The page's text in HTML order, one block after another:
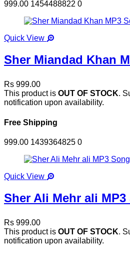
999.00 1454488822 0
Quick View
Sher Miandad Khan
Rs 999.00
This product is OUT OF STOCK.
notification upon availability.
Free Shipping
999.00 1439364825 0
Quick View
Sher Ali Mehr ali MP3
Rs 999.00
This product is OUT OF STOCK.
notification upon availability.